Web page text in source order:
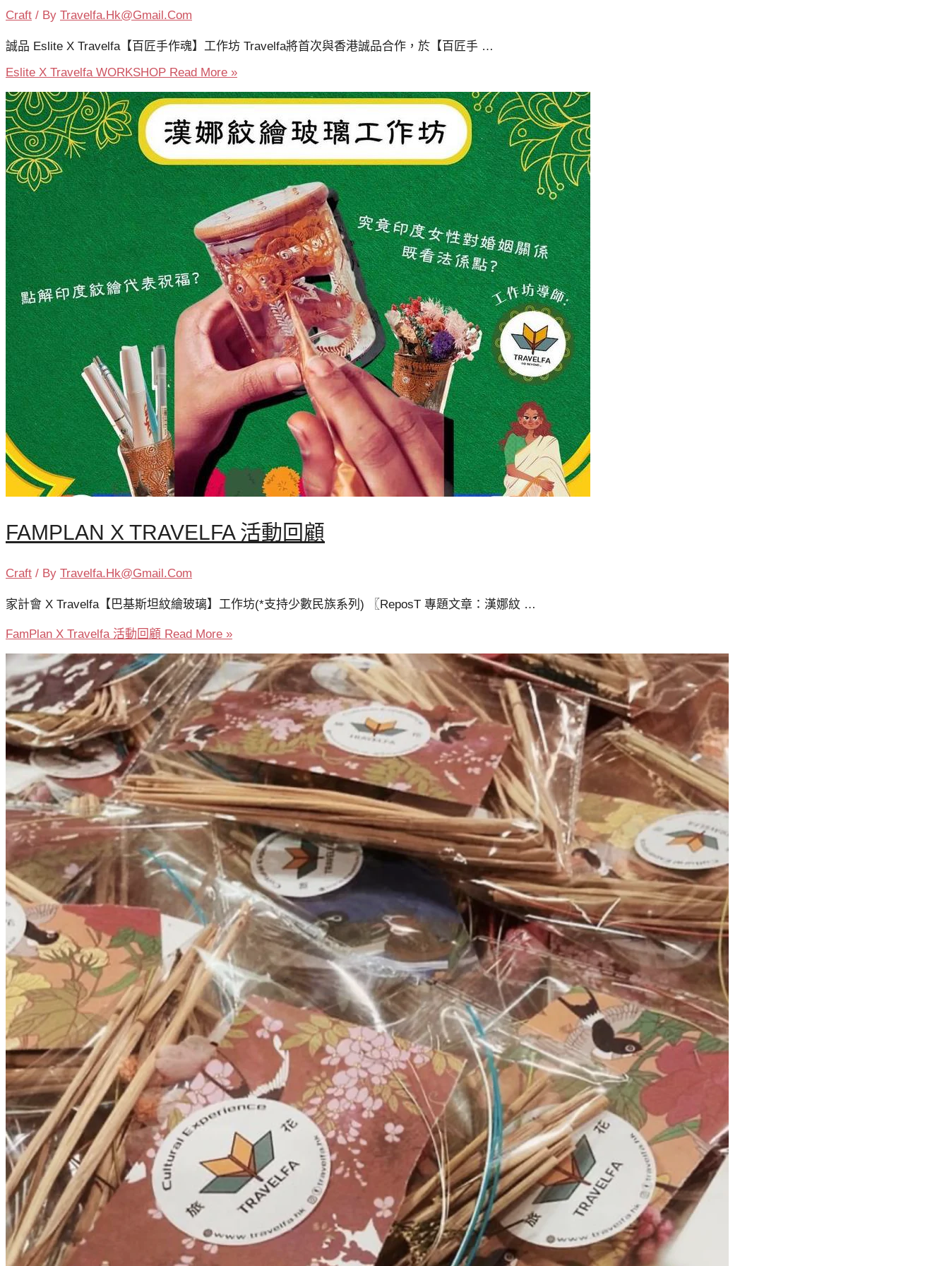
Craft / By Travelfa.hk@gmail.com
誠品 Eslite X Travelfa【百匠手作魂】工作坊 Travelfa將首次與香港誠品合作，於【百匠手 …
Eslite X Travelfa WORKSHOP Read More »
FAMPLAN X TRAVELFA 活動回顧
Craft / By Travelfa.hk@gmail.com
家計會 X Travelfa【巴基斯坦紋繪玻璃】工作坊(*支持少數民族系列) 〖ReposT 專題文章：漢娜紋 …
FamPlan X Travelfa 活動回顧 Read More »